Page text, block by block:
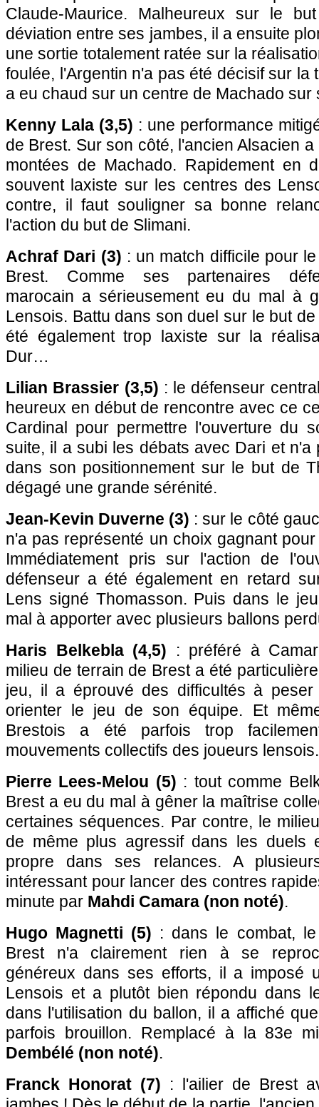
Claude-Maurice. Malheureux sur le
déviation entre ses jambes, il a ensuite
une sortie totalement ratée sur la
foulée, l'Argentin n'a pas été décisif sur la
a eu chaud sur un centre de Machado sur
Kenny Lala (3,5) : une performance
de Brest. Sur son côté, l'ancien Alsacien
montées de Machado. Rapidement en
souvent laxiste sur les centres des
contre, il faut souligner sa bonne
l'action du but de Slimani.
Achraf Dari (3) : un match difficile pour
Brest. Comme ses partenaires
marocain a sérieusement eu du mal à
Lensois. Battu dans son duel sur le but
été également trop laxiste sur la
Dur…
Lilian Brassier (3,5) : le défenseur
heureux en début de rencontre avec ce
Cardinal pour permettre l'ouverture du
suite, il a subi les débats avec Dari et n'a
dans son positionnement sur le but de
dégagé une grande sérénité.
Jean-Kevin Duverne (3) : sur le côté
n'a pas représenté un choix gagnant
Immédiatement pris sur l'action de
défenseur a été également en retard
Lens signé Thomasson. Puis dans le
mal à apporter avec plusieurs ballons
Haris Belkebla (4,5) : préféré à
milieu de terrain de Brest a été
jeu, il a éprouvé des difficultés à
orienter le jeu de son équipe. Et
Brestois a été parfois trop
mouvements collectifs des joueurs lensois.
Pierre Lees-Melou (5) : tout comme
Brest a eu du mal à gêner la maîtrise
certaines séquences. Par contre, le
de même plus agressif dans les duels
propre dans ses relances. A
intéressant pour lancer des contres
minute par Mahdi Camara (non noté).
Hugo Magnetti (5) : dans le combat,
Brest n'a clairement rien à se
généreux dans ses efforts, il a imposé
Lensois et a plutôt bien répondu dans
dans l'utilisation du ballon, il a affiché
parfois brouillon. Remplacé à la 83e
Dembélé (non noté).
Franck Honorat (7) : l'ailier de Brest